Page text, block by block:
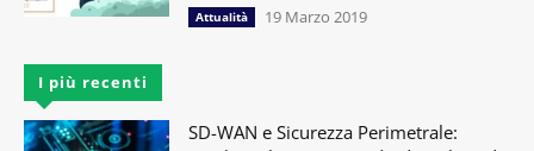
Attualità 19 Marzo 2019
I più recenti
SD-WAN e Sicurezza Perimetrale: